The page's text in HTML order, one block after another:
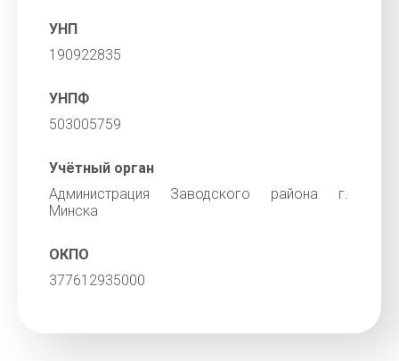
УНП
190922835
УНПФ
503005759
Учётный орган
Администрация Заводского района г.
Минска
ОКПО
377612935000